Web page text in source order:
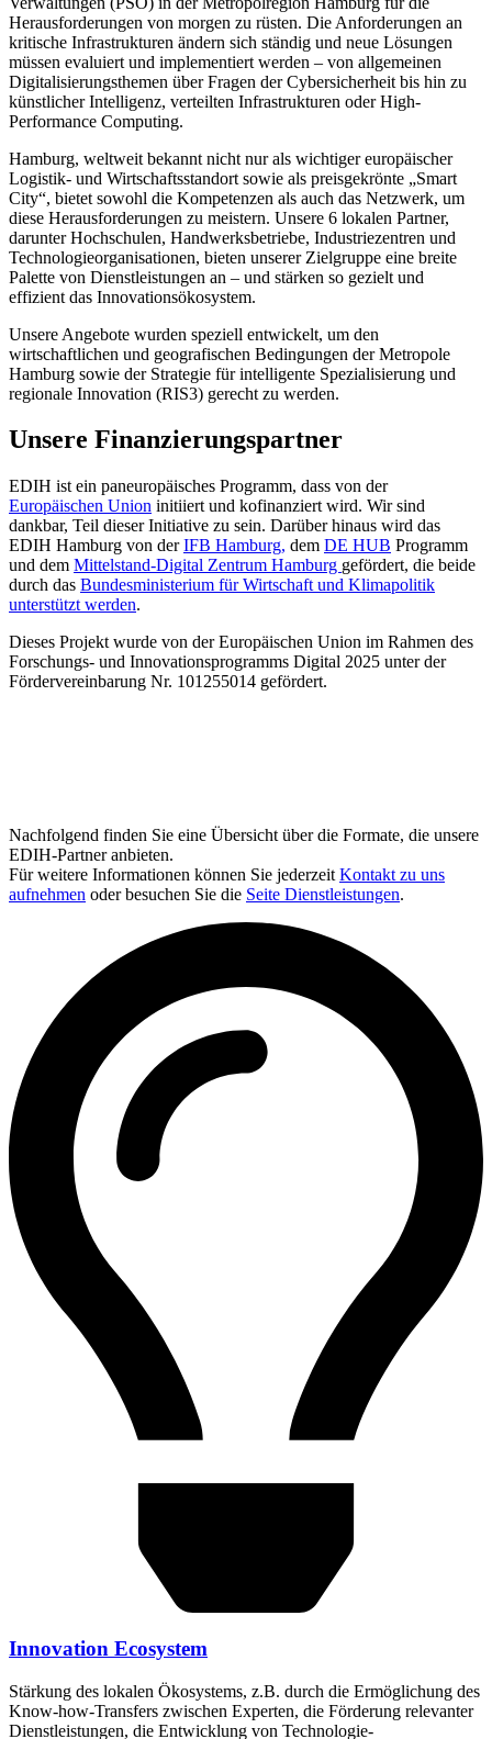
Herausforderungen von morgen zu rüsten. Die Anforderungen an
kritische Infrastrukturen ändern sich ständig und neue Lösungen
müssen evaluiert und implementiert werden – von allgemeinen
Digitalisierungsthemen über Fragen der Cybersicherheit bis hin zu
künstlicher Intelligenz, verteilten Infrastrukturen oder High-
Performance Computing.
Hamburg, weltweit bekannt nicht nur als wichtiger europäischer
Logistik- und Wirtschaftsstandort sowie als preisgekrönte „Smart
City“, bietet sowohl die Kompetenzen als auch das Netzwerk, um
diese Herausforderungen zu meistern. Unsere 6 lokalen Partner,
darunter Hochschulen, Handwerksbetriebe, Industriezentren und
Technologieorganisationen, bieten unserer Zielgruppe eine breite
Palette von Dienstleistungen an – und stärken so gezielt und
effizient das Innovationsökosystem.
Unsere Angebote wurden speziell entwickelt, um den
wirtschaftlichen und geografischen Bedingungen der Metropole
Hamburg sowie der Strategie für intelligente Spezialisierung und
regionale Innovation (RIS3) gerecht zu werden.
Unsere Finanzierungspartner
EDIH ist ein paneuropäisches Programm, dass von der
Europäischen Union initiiert und kofinanziert wird. Wir sind
dankbar, Teil dieser Initiative zu sein. Darüber hinaus wird das
EDIH Hamburg von derIFB Hamburg, dem DE HUB Programm
und dem Mittelstand-Digital Zentrum Hamburg gefördert, die beide
durch das Bundesministerium für Wirtschaft und Klimapolitik
unterstützt werden.
Dieses Projekt wurde von der Europäischen Union im Rahmen des
Forschungs- und Innovationsprogramms Digital 2025 unter der
Fördervereinbarung Nr. 101255014 gefördert.
Nachfolgend finden Sie eine Übersicht über die Formate, die unsere
EDIH-Partner anbieten.
Für weitere Informationen können Sie jederzeit Kontakt zu uns
aufnehmen oder besuchen Sie die Seite Dienstleistungen.
Innovation Ecosystem
Stärkung des lokalen Ökosystems, z.B. durch die Ermöglichung des
Know-how-Transfers zwischen Experten, die Förderung relevanter
Dienstleistungen, die Entwicklung von Technologie-